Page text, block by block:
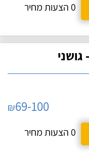
0 הצעות מחיר
₪69-100
0 הצעות מחיר